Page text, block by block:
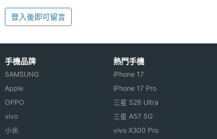
登入後即可留言
手機品牌
SAMSUNG
Apple
OPPO
vivo
小米
熱門手機
iPhone 17
iPhone 17 Pro
三星 S26 Ultra
三星 A57 5G
vivo X300 Pro